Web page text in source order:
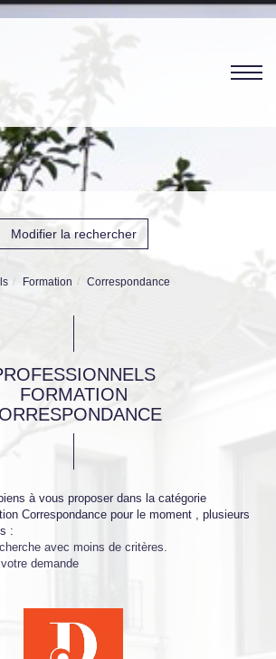
Modifier la rechercher
Formation Correspondance
FORMATION
à vous proposer dans la catégorie
Correspondance pour le moment , plusieurs
:
avec moins de critères.
demande